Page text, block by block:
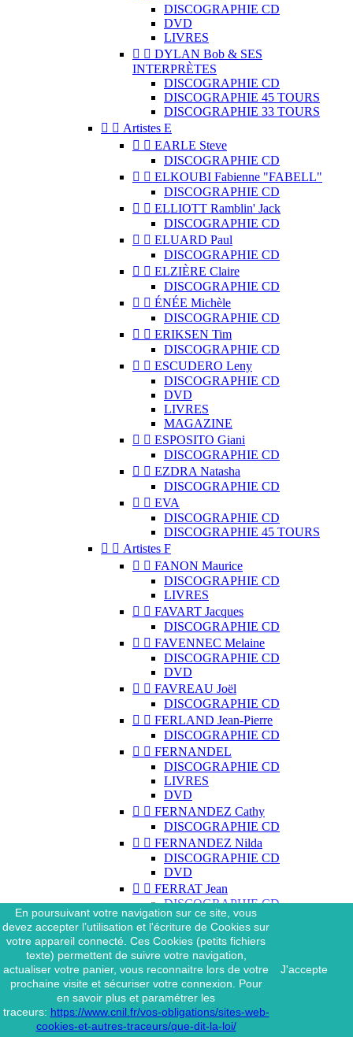
DISCOGRAPHIE CD
DVD
LIVRES
  DYLAN Bob & SES
INTERPRÈTES
DISCOGRAPHIE CD
DISCOGRAPHIE 45 TOURS
DISCOGRAPHIE 33 TOURS
  Artistes E
  EARLE Steve
DISCOGRAPHIE CD
  ELKOUBI Fabienne "FABELL"
DISCOGRAPHIE CD
  ELLIOTT Ramblin' Jack
DISCOGRAPHIE CD
  ELUARD Paul
DISCOGRAPHIE CD
  ELZIÈRE Claire
DISCOGRAPHIE CD
  ÉNÉE Michèle
DISCOGRAPHIE CD
  ERIKSEN Tim
DISCOGRAPHIE CD
  ESCUDERO Leny
DISCOGRAPHIE CD
DVD
LIVRES
MAGAZINE
  ESPOSITO Giani
DISCOGRAPHIE CD
  EZDRA Natasha
DISCOGRAPHIE CD
  EVA
DISCOGRAPHIE CD
DISCOGRAPHIE 45 TOURS
  Artistes F
  FANON Maurice
DISCOGRAPHIE CD
LIVRES
  FAVART Jacques
DISCOGRAPHIE CD
  FAVENNEC Melaine
DISCOGRAPHIE CD
DVD
  FAVREAU Joël
DISCOGRAPHIE CD
  FERLAND Jean-Pierre
DISCOGRAPHIE CD
  FERNANDEL
DISCOGRAPHIE CD
LIVRES
DVD
  FERNANDEZ Cathy
DISCOGRAPHIE CD
  FERNANDEZ Nilda
DISCOGRAPHIE CD
DVD
  FERRAT Jean
DISCOGRAPHIE CD
DISCOGRAPHIE 45 TOURS
DISCOGRAPHIE 33 TOURS
DVD
MAGAZINE
  FERRAT Jean & SES
INTERPRÈTES
DISCOGRAPHIE CD
  FERRÉ Léo
En poursuivant votre navigation sur ce site, vous
devez accepter l’utilisation et l'écriture de Cookies sur
votre appareil connecté. Ces Cookies (petits fichiers
texte) permettent de suivre votre navigation,
actualiser votre panier, vous reconnaitre lors de votre
prochaine visite et sécuriser votre connexion. Pour
en savoir plus et paramétrer les
traceurs: https://www.cnil.fr/vos-obligations/sites-web-
cookies-et-autres-traceurs/que-dit-la-loi/
J'accepte